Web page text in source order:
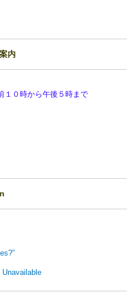
内
１０時から午後５時まで
Unavailable